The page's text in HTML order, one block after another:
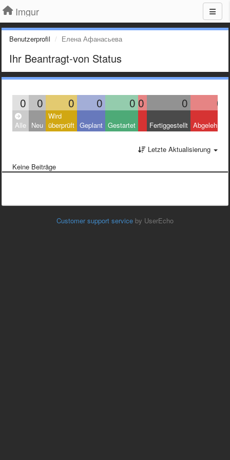
Imgur
Benutzerprofil Елена Афанасьева
Ihr Beantragt-von Status
0 0 0 0 0 0 0 0
Alle Neu
Wird
überprüft Geplant Gestartet Fertiggestellt Abgelehnt
Letzte Aktualisierung
Keine Beiträge
Customer support service by UserEcho